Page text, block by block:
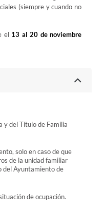
(siempre y cuando no
el13 al 20 de noviembre
y del Título de Familia
solo en caso de que
de la unidad familiar
del Ayuntamiento de
de ocupación.